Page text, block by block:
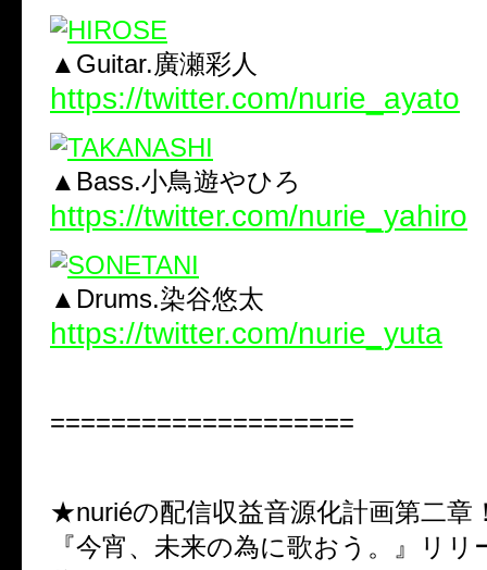
▲Guitar.廣瀬彩人
https://twitter.com/nurie_ayato
▲Bass.小鳥遊やひろ
https://twitter.com/nurie_yahiro
▲Drums.染谷悠太
https://twitter.com/nurie_yuta
====================
★nuriéの配信収益音源化計画第二章
『今宵、未来の為に歌おう。』リリ